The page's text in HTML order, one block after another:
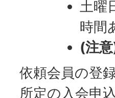
土曜
時間
(注
依頼会員の登
所定の入会申